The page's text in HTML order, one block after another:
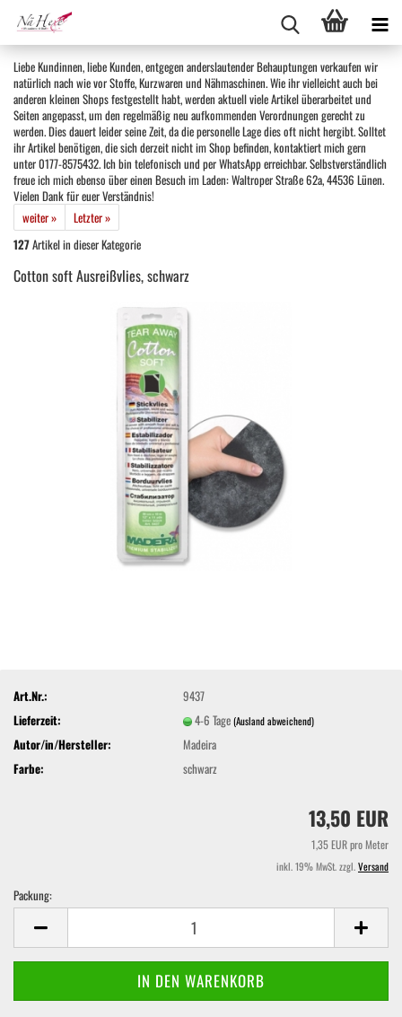
Liebe Kundinnen, liebe Kunden, entgegen anderslautender Behauptungen verkaufen wir
natürlich nach wie vor Stoffe, Kurzwaren und Nähmaschinen. Wie ihr vielleicht auch bei
anderen kleinen Shops festgestellt habt, werden aktuell viele Artikel überarbeitet und
Seiten angepasst, um den regelmäßig neu aufkommenden Verordnungen gerecht zu
werden. Dies dauert leider seine Zeit, da die personelle Lage dies oft nicht hergibt. Solltet
ihr Artikel benötigen, die sich derzeit nicht im Shop befinden, kontaktiert mich gern
unter 0177-8575432. Ich bin telefonisch und per WhatsApp erreichbar. Selbstverständlich
freue ich mich ebenso über einen Besuch im Laden: Waltroper Straße 62a, 44536 Lünen.
Vielen Dank für euer Verständnis!
weiter »
Letzter »
127Artikel in dieser Kategorie
Cotton soft Ausreißvlies, schwarz
Art.Nr.:
9437
Lieferzeit:
4-6 Tage(Ausland abweichend)
Autor/in/Hersteller:
Madeira
Farbe:
schwarz
13,50 EUR
1,35 EUR pro Meter
inkl. 19% MwSt. zzgl.Versand
Packung: